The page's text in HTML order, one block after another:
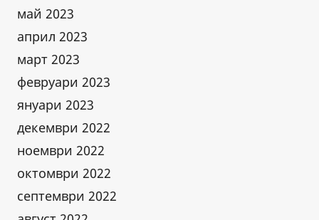
май 2023
април 2023
март 2023
февруари 2023
януари 2023
декември 2022
ноември 2022
октомври 2022
септември 2022